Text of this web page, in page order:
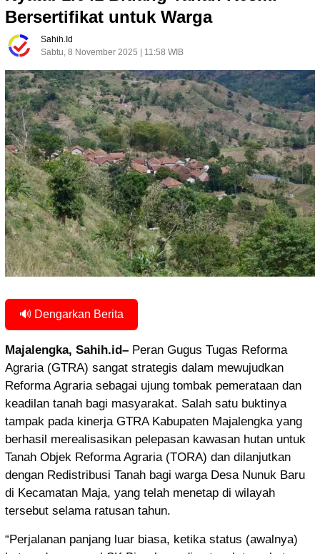
Bersertifikat untuk Warga
Sahih.id
Sabtu, 8 November 2025 | 11:58 WIB
🔊 Dengarkan Berita
Majalengka, Sahih.id– Peran Gugus Tugas Reforma
Agraria (GTRA) sangat strategis dalam mewujudkan
Reforma Agraria sebagai ujung tombak pemerataan dan
keadilan tanah bagi masyarakat. Salah satu buktinya
tampak pada kinerja GTRA Kabupaten Majalengka yang
berhasil merealisasikan pelepasan kawasan hutan untuk
Tanah Objek Reforma Agraria (TORA) dan dilanjutkan
dengan Redistribusi Tanah bagi warga Desa Nunuk Baru
di Kecamatan Maja, yang telah menetap di wilayah
tersebut selama ratusan tahun.
“Perjalanan panjang luar biasa, ketika status (awalnya)